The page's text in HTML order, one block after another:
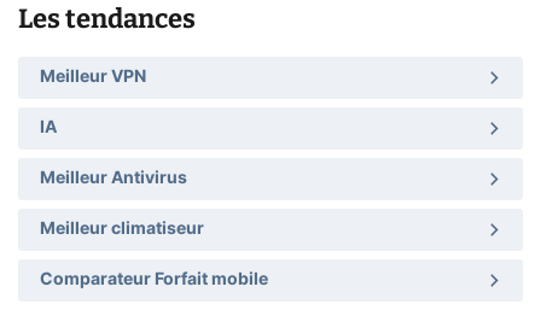
Les tendances
Meilleur VPN
IA
Meilleur Antivirus
Meilleur climatiseur
Comparateur Forfait mobile